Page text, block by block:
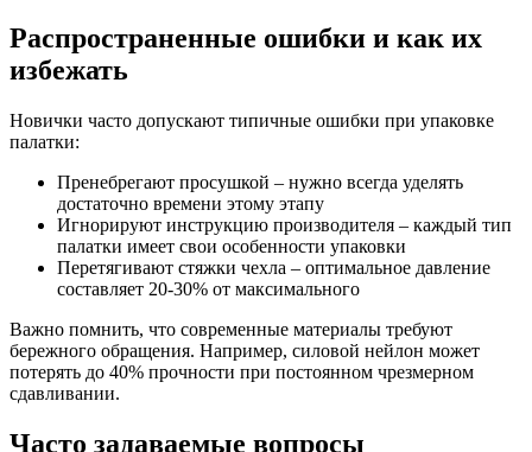
Распространенные ошибки и как их
избежать
Новички часто допускают типичные ошибки при упаковке
палатки:
Пренебрегают просушкой – нужно всегда уделять
достаточно времени этому этапу
Игнорируют инструкцию производителя – каждый тип
палатки имеет свои особенности упаковки
Перетягивают стяжки чехла – оптимальное давление
составляет 20-30% от максимального
Важно помнить, что современные материалы требуют
бережного обращения. Например, силовой нейлон может
потерять до 40% прочности при постоянном чрезмерном
сдавливании.
Часто задаваемые вопросы